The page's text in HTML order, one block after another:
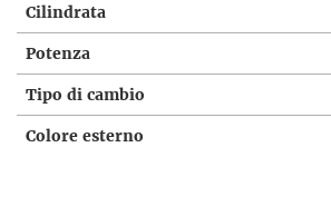
Cilindrata
Potenza
Tipo di cambio
Colore esterno